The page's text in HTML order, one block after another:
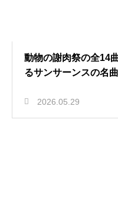
動物の謝肉祭の全14
るサンサーンスの名曲
2026.05.29